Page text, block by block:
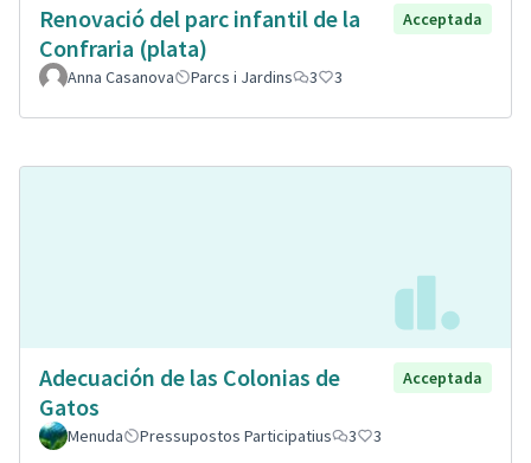
Renovació del parc infantil de la
Confraria (plata)
Acceptada
Anna Casanova Parcs i Jardins 3 3
Adecuación de las Colonias de
Gatos
Acceptada
Menuda Pressupostos Participatius 3 3